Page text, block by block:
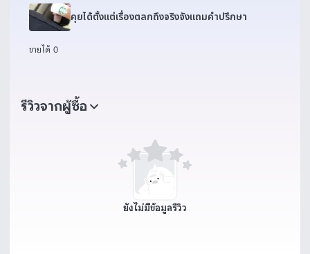
คุยได้ตั้งแต่เรื่องตลกถึงจริงจังแถมคำปรึกษา
ขายได้ 0
รีวิวจากผู้ซื้อ
ยังไม่มีข้อมูลรีวิว